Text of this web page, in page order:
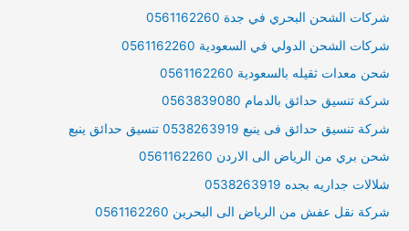
شركات الشحن البحري في جدة 0561162260
شركات الشحن الدولي في السعودية 0561162260
شحن معدات ثقيله بالسعودية 0561162260
شركة تنسيق حدائق بالدمام 0563839080
شركة تنسيق حدائق فى ينبع 0538263919 تنسيق حدائق ينبع
شحن بري من الرياض الى الاردن 0561162260
شلالات جداريه بجده 0538263919
شركة نقل عفش من الرياض الى البحرين 0561162260